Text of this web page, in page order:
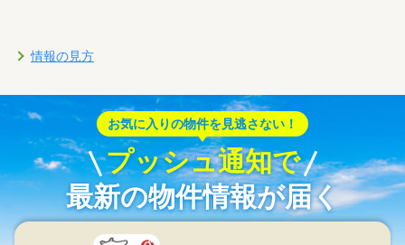
情報の見方
お気に入りの物件を見逃さない！
プッシュ通知で
最新の物件情報が届く